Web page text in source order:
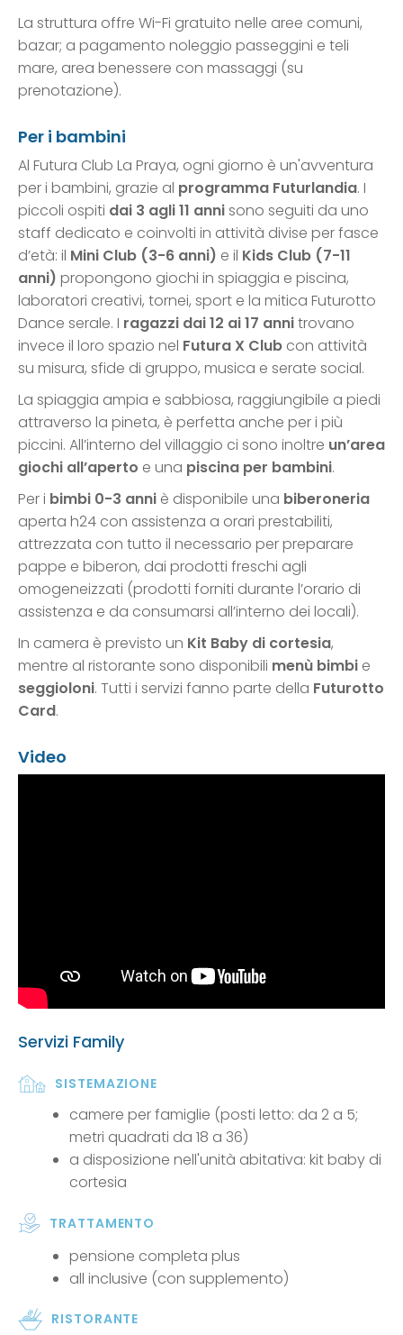
La struttura offre Wi-Fi gratuito nelle aree comuni,
bazar; a pagamento noleggio passeggini e teli
mare, area benessere con massaggi (su
prenotazione).
Per i bambini
Al Futura Club La Praya, ogni giorno è un'avventura
per i bambini, grazie al programma Futurlandia. I
piccoli ospiti dai 3 agli 11 annisono seguiti da uno
staff dedicato e coinvolti in attività divise per fasce
d’età: il Mini Club (3-6 anni) e il Kids Club (7-11
anni) propongono giochi in spiaggia e piscina,
laboratori creativi, tornei, sport e la mitica Futurotto
Dance serale. I ragazzi dai 12 ai 17 annitrovano
invece il loro spazio nel Futura X Club con attività
su misura, sfide di gruppo, musica e serate social.
La spiaggia ampia e sabbiosa, raggiungibile a piedi
attraverso la pineta, è perfetta anche per i più
piccini. All’interno del villaggio ci sono inoltre un’area
giochi all’aperto e una piscina per bambini.
Per i bimbi 0-3 anni è disponibile una biberoneria
aperta h24 con assistenza a orari prestabiliti,
attrezzata con tutto il necessario per preparare
pappe e biberon, dai prodotti freschi agli
omogeneizzati (prodotti forniti durante l’orario di
assistenza e da consumarsi all’interno dei locali).
In camera è previsto un Kit Baby di cortesia,
mentre al ristorante sono disponibili menù bimbi e
seggioloni. Tutti i servizi fanno parte della Futurotto
Card.
Video
Servizi Family
SISTEMAZIONE
camere per famiglie (posti letto: da 2 a 5;
metri quadrati da 18 a 36)
a disposizione nell'unità abitativa: kit baby di
cortesia
TRATTAMENTO
pensione completa plus
all inclusive (con supplemento)
RISTORANTE